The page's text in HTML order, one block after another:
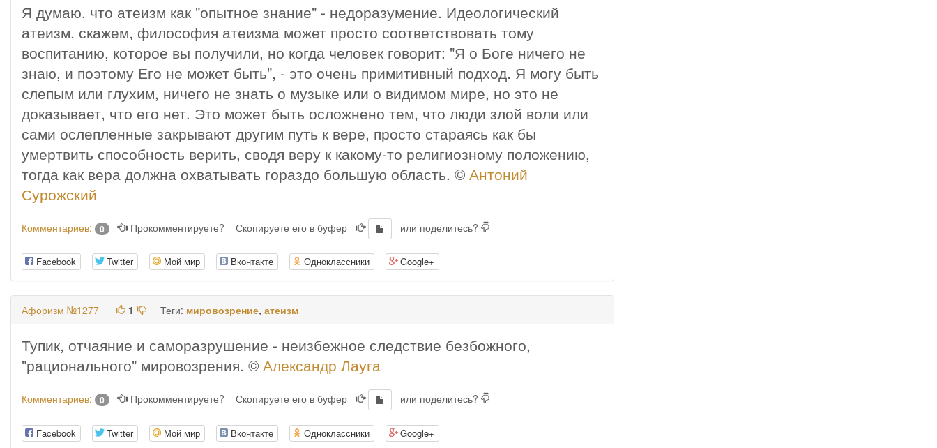
Я думаю, что атеизм как "опытное знание" - недоразумение. Идеологический
атеизм, скажем, философия атеизма может просто соответствовать тому
воспитанию, которое вы получили, но когда человек говорит: "Я о Боге ничего не
знаю, и поэтому Его не может быть", - это очень примитивный подход. Я могу быть
слепым или глухим, ничего не знать о музыке или о видимом мире, но это не
доказывает, что его нет. Это может быть осложнено тем, что люди злой воли или
сами ослепленные закрывают другим путь к вере, просто стараясь как бы
умертвить способность верить, сводя веру к какому-то религиозному положению,
тогда как вера должна охватывать гораздо большую область. © Антоний
Сурожский
Комментариев: 0 Прокомментируете? Скопируете его в буфер или поделитесь?
Facebook Twitter Мой мир Вконтакте Одноклассники Google+
Афоризм №1277 1 Теги: мировозрение, атеизм
Тупик, отчаяние и саморазрушение - неизбежное следствие безбожного,
"рационального" мировозрения. © Александр Лауга
Комментариев: 0 Прокомментируете? Скопируете его в буфер или поделитесь?
Facebook Twitter Мой мир Вконтакте Одноклассники Google+